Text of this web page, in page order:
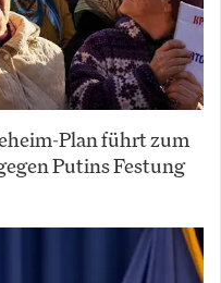
Plan führt zum
Putins Festung